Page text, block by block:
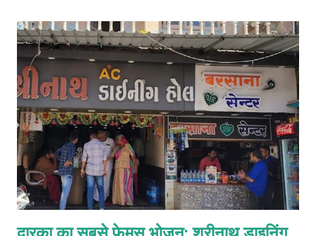
banana-shaped boat ride. Hold on tight! Dragon Ride –
₹200 Fun and safe water ride shaped like a dragon –
perfect for kids and adults. Disco Ride – ₹200 Spinning fun
ride that bounces and rotates on water! Bumper Ride –
₹200 Short but thrilling inflatable water ride, perfect for
groups. Octopus Ride – ₹200 Twisting water float with
spins and fun turns! JETSKI Ride – ₹500 High-speed solo
ride with an instructor. Life jackets included. Book Now
For advance booking and g...